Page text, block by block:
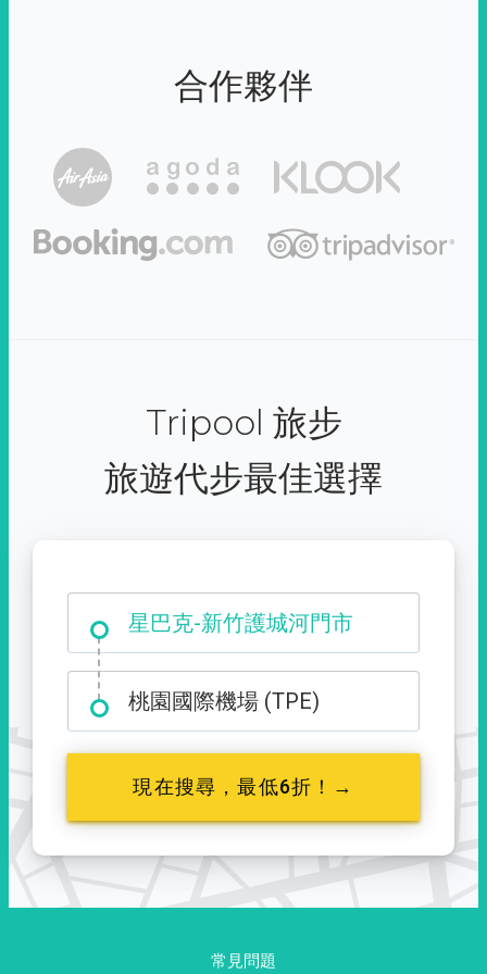
合作夥伴
Tripool 旅步
旅遊代步最佳選擇
星巴克-新竹護城河門市
大霸尖山登山口
桃園國際機場 (TPE)
現在搜尋，最低6折！→
常見問題